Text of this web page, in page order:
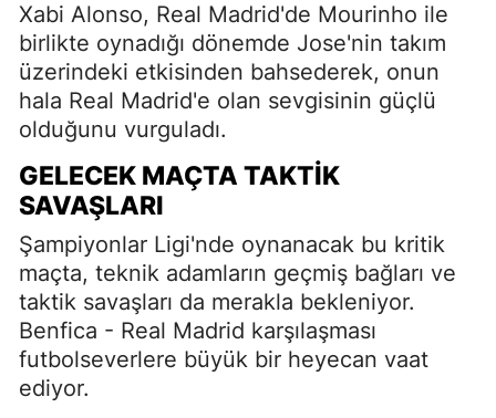
Xabi Alonso, Real Madrid'de Mourinho ile
birlikte oynadığı dönemde Jose'nin takım
üzerindeki etkisinden bahsederek, onun
hala Real Madrid'e olan sevgisinin güçlü
olduğunu vurguladı.
GELECEK MAÇTA TAKTIK
SAVAŞLARI
Şampiyonlar Ligi'nde oynanacak bu kritik
maçta, teknik adamların geçmiş bağları ve
taktik savaşları da merakla bekleniyor.
Benfica - Real Madrid karşılaşması
futbolseverlere büyük bir heyecan vaat
ediyor.